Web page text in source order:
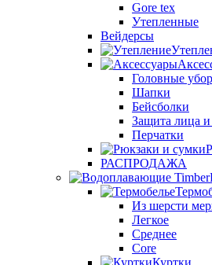
Gore tex
Утепленные
Вейдерсы
Головные
Шапки
Бейсболки
Защита лица
Перчатки
РАСПРОДАЖА
Из шерсти
Легкое
Среднее
Core
Куртки